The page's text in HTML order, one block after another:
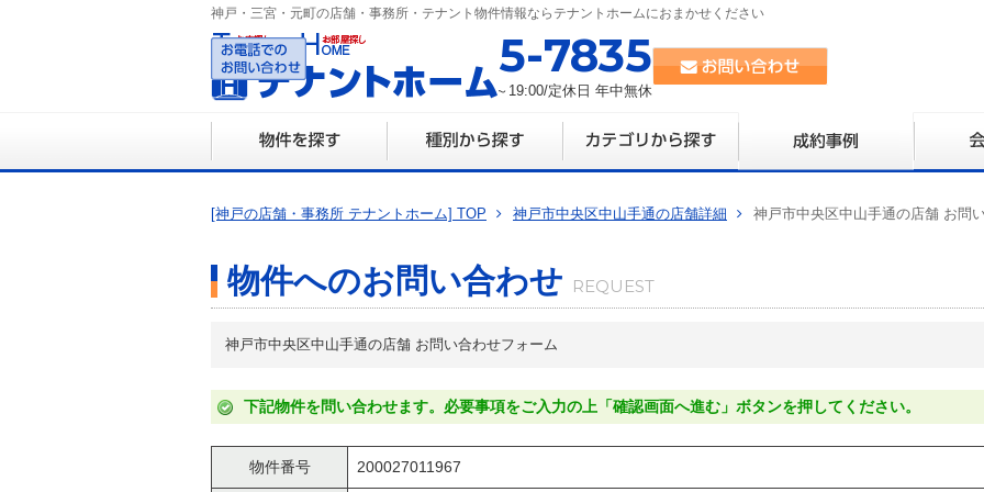
神戸・三宮・元町の店舗・事務所・テナント物件情報ならテナントホームにおまかせください
078-335-7835
営業時間 10:00～19:00/定休日 年中無休
[神戸の店舗・事務所 テナントホーム] TOP 神戸市中央区中山手通の店舗詳細 神戸市中央区中山手通の店舗 お問
物件へのお問い合わせ
神戸市中央区中山手通の店舗 お問い合わせフォーム
下記物件を問い合わせます。必要事項をご入力の上「確認画面へ進む」ボタンを押してください。
物件番号 200027011967